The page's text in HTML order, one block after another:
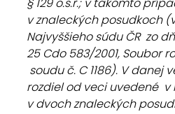
v znaleckých posudkoch
Najvyššieho súdu ČR  zo
25 Cdo 583/2001, Soubor
soudu č. C 1186). V danej
rozdiel od veci uvedené  v
v dvoch znaleckých